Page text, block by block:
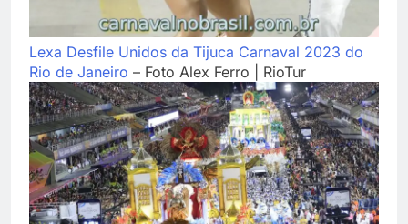
Lexa Desfile Unidos da Tijuca Carnaval 2023 do
Rio de Janeiro – Foto Alex Ferro | RioTur